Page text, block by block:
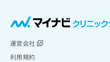
運営会社
利用規約